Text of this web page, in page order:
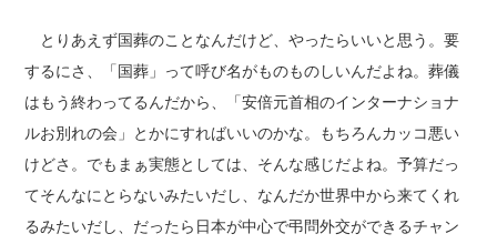
とりあえず国葬のことなんだけど、やったらいいと思う。要
するにさ、「国葬」って呼び名がものものしいんだよね。葬儀
はもう終わってるんだから、「安倍元首相のインターナショナ
ルお別れの会」とかにすればいいのかな。もちろんカッコ悪い
けどさ。でもまぁ実態としては、そんな感じだよね。予算だっ
てそんなにとらないみたいだし、なんだか世界中から来てくれ
るみたいだし、だったら日本が中心で弔問外交ができるチャン